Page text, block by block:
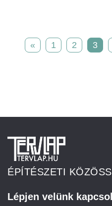
« 1 2 3
ÉPÍTÉSZETI
Lépjen velünk